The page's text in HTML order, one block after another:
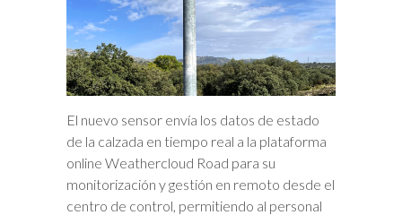
El nuevo sensor envía los datos de estado
de la calzada en tiempo real a la plataforma
online Weathercloud Road para su
monitorización y gestión en remoto desde el
centro de control, permitiendo al personal